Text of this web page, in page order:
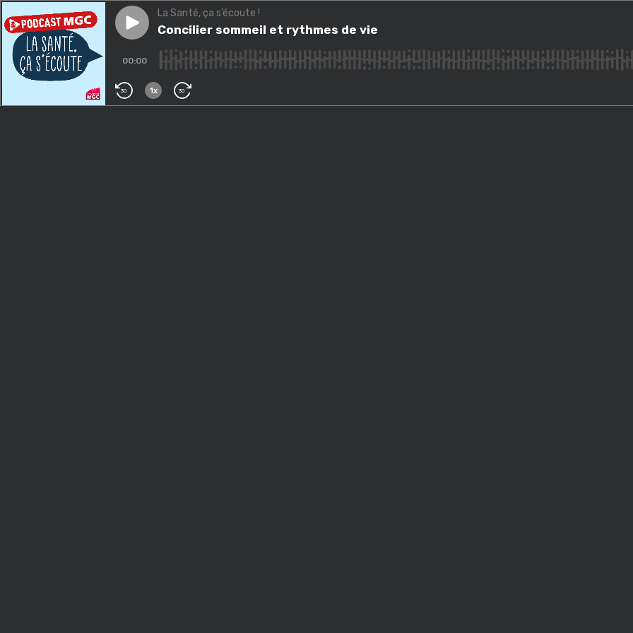
Play episodeConcilier sommeil et rythmes de vie
La Santé, ça s’écoute !
Concilier sommeil et rythmes de vie
00:00
30 1x 30